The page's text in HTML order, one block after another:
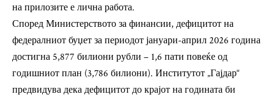
на прилозите е лична работа.
Според Министерството за финансии, дефицитот на
федералниот буџет за периодот јануари-април 2026 година
достигна 5,877 билиони рубли – 1,6 пати повеќе од
годишниот план (3,786 билиони). Институтот „Гајдар“
предвидува дека дефицитот до крајот на годината би